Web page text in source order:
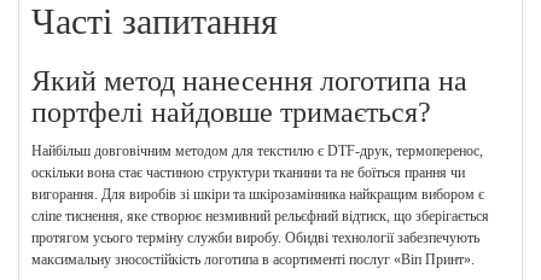
Часті запитання
Який метод нанесення логотипа на
портфелі найдовше тримається?
Найбільш довговічним методом для текстилю є DTF-друк, термоперенос,
оскільки вона стає частиною структури тканини та не боїться прання чи
вигорання. Для виробів зі шкіри та шкірозамінника найкращим вибором є
сліпе тиснення, яке створює незмивний рельєфний відтиск, що зберігається
протягом усього терміну служби виробу. Обидві технології забезпечують
максимальну зносостійкість логотипа в асортименті послуг «Віп Принт».